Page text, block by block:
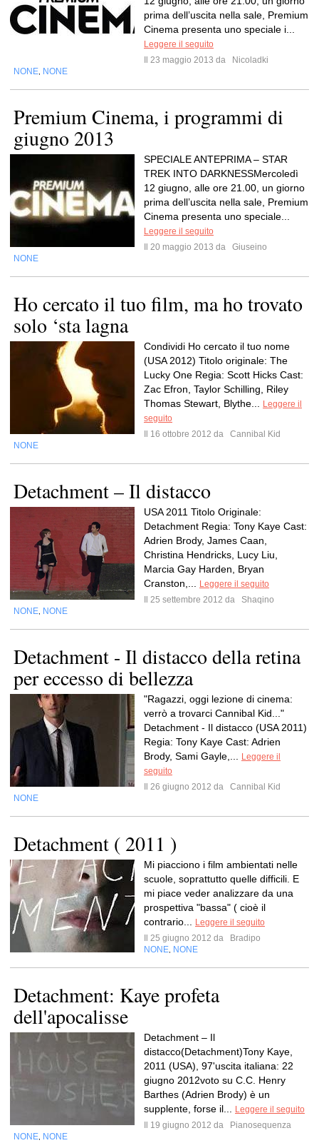
prima dell’uscita nella sale, Premium
Cinema presenta uno speciale i...
Leggere il seguito
Il 23 maggio 2013 da
Nicoladki
NONE NONE
Premium Cinema, i programmi di
giugno 2013
SPECIALE ANTEPRIMA – STAR
TREK INTO DARKNESSMercoledì
12 giugno, alle ore 21.00, un giorno
prima dell’uscita nella sale, Premium
Cinema presenta uno speciale...
Leggere il seguito
Il 20 maggio 2013 da
Giuseino
NONE
Ho cercato il tuo film, ma ho trovato
solo ‘sta lagna
Condividi Ho cercato il tuo nome
(USA 2012) Titolo originale: The
Lucky One Regia: Scott Hicks Cast:
Zac Efron, Taylor Schilling, Riley
Thomas Stewart, Blythe...
Leggere il
seguito
Il 16 ottobre 2012 da
Cannibal Kid
NONE
Detachment – Il distacco
USA 2011 Titolo Originale:
Detachment Regia: Tony Kaye Cast:
Adrien Brody, James Caan,
Christina Hendricks, Lucy Liu,
Marcia Gay Harden, Bryan
Cranston,...
Leggere il seguito
Il 25 settembre 2012 da
Shaqino
NONE NONE
Detachment - Il distacco della retina
per eccesso di bellezza
"Ragazzi, oggi lezione di cinema:
verrò a trovarci Cannibal Kid..."
Detachment - Il distacco (USA 2011)
Regia: Tony Kaye Cast: Adrien
Brody, Sami Gayle,...
Leggere il
seguito
Il 26 giugno 2012 da
Cannibal Kid
NONE
Detachment ( 2011 )
Mi piacciono i film ambientati nelle
scuole, soprattutto quelle difficili. E
mi piace veder analizzare da una
prospettiva "bassa" ( cioè il
contrario...
Leggere il seguito
Il 25 giugno 2012 da
Bradipo
NONE NONE
Detachment: Kaye profeta
dell'apocalisse
Detachment – Il
distacco(Detachment)Tony Kaye,
2011 (USA), 97'uscita italiana: 22
giugno 2012voto su C.C. Henry
Barthes (Adrien Brody) è un
supplente, forse il...
Leggere il seguito
Il 19 giugno 2012 da
Pianosequenza
NONE NONE